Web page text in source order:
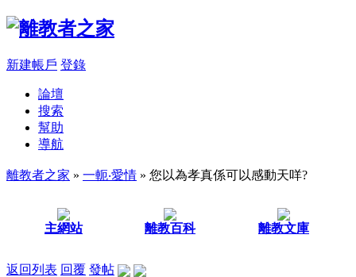
新建帳戶 登錄
論壇
搜索
幫助
導航
離教者之家 » 一軛‧愛情 » 您以為孝真係可以感動天咩?
主網站 離教百科 離教文庫
返回列表 回覆 發帖